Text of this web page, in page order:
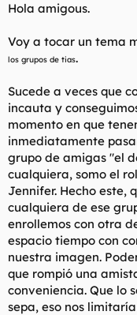
Hola amigous.
Voy a tocar un tema
los grupos de tias.
Sucede a veces que
incauta y
momento en que
inmediatamente
grupo de amigas "el
cualquiera, somo el
Jennifer. Hecho este,
cualquiera de ese
enrollemos con otra
espacio tiempo con
nuestra imagen.
que rompió una
conveniencia. Que lo
sepa, eso nos